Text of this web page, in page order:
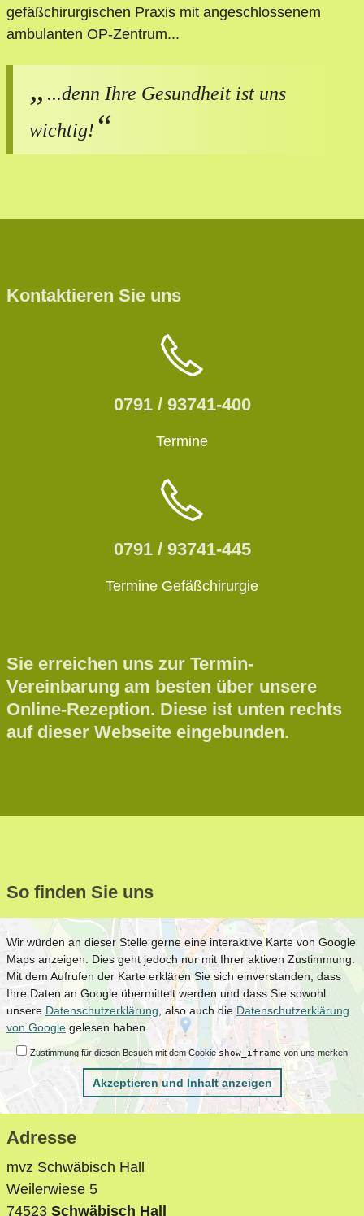
gefäßchirurgischen Praxis mit angeschlossenem
ambulanten OP-Zentrum...
...denn Ihre Gesundheit ist uns
wichtig!
Kontaktieren Sie uns
0791 / 93741-400
Termine
0791 / 93741-445
Termine Gefäßchirurgie
Sie erreichen uns zur Termin-
Vereinbarung am besten über unsere
Online-Rezeption. Diese ist unten rechts
auf dieser Webseite eingebunden.
So finden Sie uns
Wir würden an dieser Stelle gerne eine interaktive Karte von Google
Maps anzeigen. Dies geht jedoch nur mit Ihrer aktiven Zustimmung.
Mit dem Aufrufen der Karte erklären Sie sich einverstanden, dass
Ihre Daten an Google übermittelt werden und dass Sie sowohl
unsere Datenschutzerklärung, also auch dieDatenschutzerklärung
von Google gelesen haben.
Zustimmung für diesen Besuch mit dem Cookieshow_iframe von uns merken
Akzeptieren und Inhalt anzeigen
Adresse
mvz Schwäbisch Hall
Weilerwiese 5
74523 Schwäbisch Hall